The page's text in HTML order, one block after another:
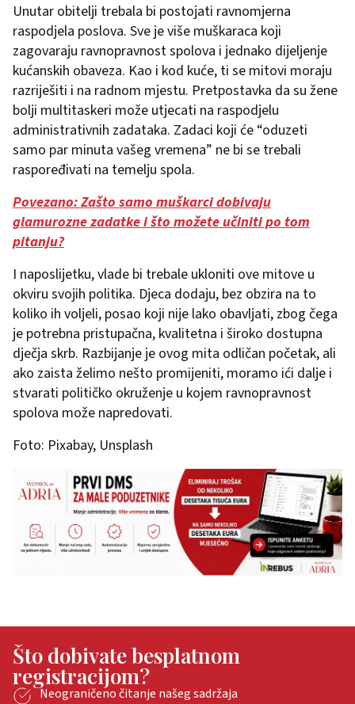
Unutar obitelji trebala bi postojati ravnomjerna
raspodjela poslova. Sve je više muškaraca koji
zagovaraju ravnopravnost spolova i jednako dijeljenje
kućanskih obaveza. Kao i kod kuće, ti se mitovi moraju
razriješiti i na radnom mjestu. Pretpostavka da su žene
bolji multitaskeri može utjecati na raspodjelu
administrativnih zadataka. Zadaci koji će “oduzeti
samo par minuta vašeg vremena” ne bi se trebali
raspoređivati ​​na temelju spola.
Povezano: Zašto samo muškarci dobivaju
glamurozne zadatke i što možete učiniti po tom
pitanju?
I naposlijetku, vlade bi trebale ukloniti ove mitove u
okviru svojih politika. Djeca dodaju, bez obzira na to
koliko ih voljeli, posao koji nije lako obavljati, zbog čega
je potrebna pristupačna, kvalitetna i široko dostupna
dječja skrb. Razbijanje je ovog mita odličan početak, ali
ako zaista želimo nešto promijeniti, moramo ići dalje i
stvarati političko okruženje u kojem ravnopravnost
spolova može napredovati.
Foto: Pixabay, Unsplash
Što dobivate besplatnom
registracijom?
Neograničeno čitanje našeg sadržaja